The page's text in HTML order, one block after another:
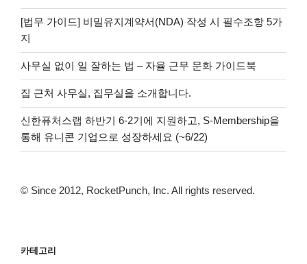
[법무 가이드] 비밀유지계약서(NDA) 작성 시 필수조항 5가
지
사무실 없이 일 잘하는 법 – 자율 근무 문화 가이드북
집 근처 사무실, 집무실을 소개합니다.
신한퓨처스랩 하반기 6-2기에 지원하고, S-Membership을
통해 유니콘 기업으로 성장하세요 (~6/22)
© Since 2012, RocketPunch, Inc. All rights reserved.
카테고리